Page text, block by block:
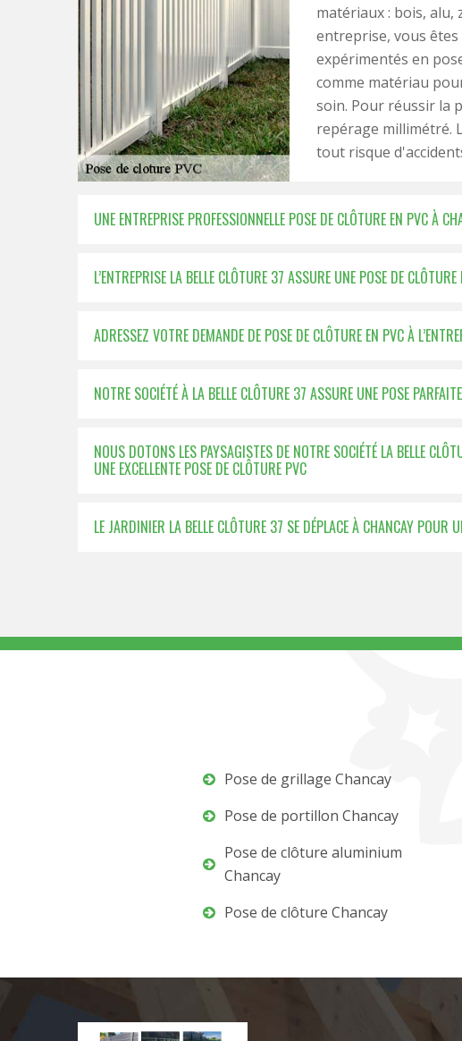
matériaux : bois, alu,
entreprise, vous
expérimentés en
comme matériau
soin. Pour réussir la
repérage millimétré.
tout risque
UNE ENTREPRISE PROFESSIONNELLE POSE DE CLÔTURE EN PVC À
L’ENTREPRISE LA BELLE CLÔTURE 37 ASSURE UNE POSE DE
ADRESSEZ VOTRE DEMANDE DE POSE DE CLÔTURE EN PVC À
NOTRE SOCIÉTÉ À LA BELLE CLÔTURE 37 ASSURE UNE POSE
NOUS DOTONS LES PAYSAGISTES DE NOTRE SOCIÉTÉ LA BELLE
UNE EXCELLENTE POSE DE CLÔTURE PVC
LE JARDINIER LA BELLE CLÔTURE 37 SE DÉPLACE À CHANCAY POUR
Pose de grillage Chancay
Pose de portillon Chancay
Pose de clôture aluminium
Chancay
Pose de clôture Chancay